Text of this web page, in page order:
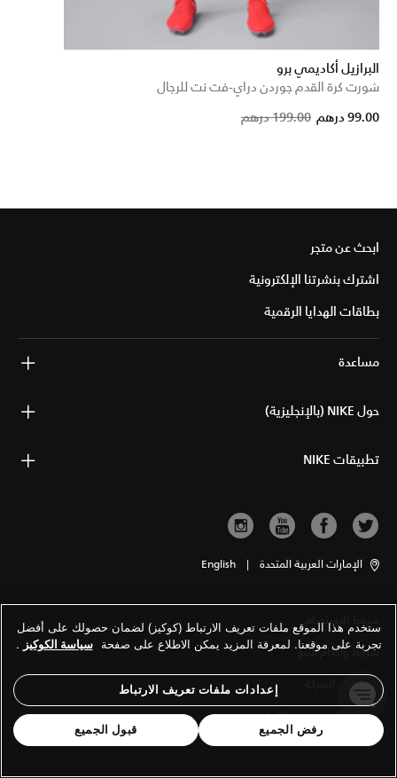
البرازيل أكاديمي برو
شورت كرة القدم جوردن دراي-فت نت للرجال
Price reduced from
199.00 درهم to 99.00 درهم
ابحث عن متجر
اشترك بنشرتنا الإلكترونية
بطاقات الهدايا الرقمية
مساعدة
حول NIKE (بالإنجليزية)
تطبيقات NIKE
الإمارات العربية المتحدة |
English
شروط الاستخدام
شروط وأحكام البيع
معلومات الشركة
سياسة الخصوصية والكوكيز
ستخدم هذا الموقع ملفات تعريف الارتباط (كوكيز) لضمان حصولك على أفضل
تجربة على موقعنا. لمعرفة المزيد يمكن الاطلاع على صفحة سياسة الكوكيز .
إعدادات ملفات تعريف الارتباط
رفض الجميع قبول الجميع